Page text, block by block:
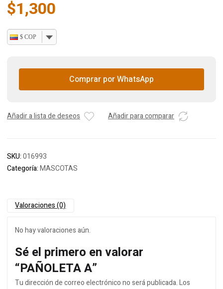
$1,300
$ COP
Comprar por WhatsApp
Añadir a lista de deseos Añadir para comparar
SKU:016993
Categoría:MASCOTAS
Valoraciones (0)
No hay valoraciones aún.
Sé el primero en valorar
“PAÑOLETA A”
Tu dirección de correo electrónico no será publicada.Los